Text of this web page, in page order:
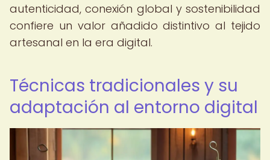
autenticidad, conexión global y sostenibilidad
confiere un valor añadido distintivo al tejido
artesanal en la era digital.
Técnicas tradicionales y su
adaptación al entorno digital